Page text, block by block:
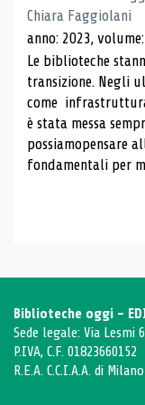
Chiara Faggiolani
anno: 2023,
Le biblioteche
transizione. Negli
come
è stata messa
possiamopensare
fondamentali per
Biblioteche oggi -
Sede legale: Via Lesmi
P.IVA, C.F. 01823660152
R.E.A. C.C.I.A.A. di